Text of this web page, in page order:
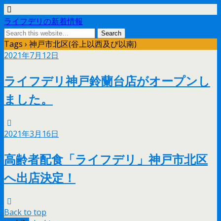
ライフデリの新着情報
Tags › 神戸市北区(谷上以西及び以南)
2021年7月12日
ライフデリ神戸鈴蘭台店がオープンし
ました。
2021年3月16日
高齢者配食「ライフデリ」神戸市北区
へ出店決定！
Back to top